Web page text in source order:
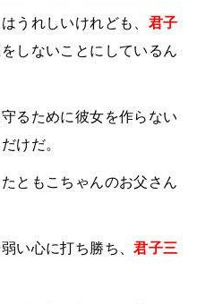
うれしいけれども、 君子
しないことにしているん
守るために彼女を作らない
けだ。
ともこちゃんのお父さん
い心に打ち勝ち、君子三